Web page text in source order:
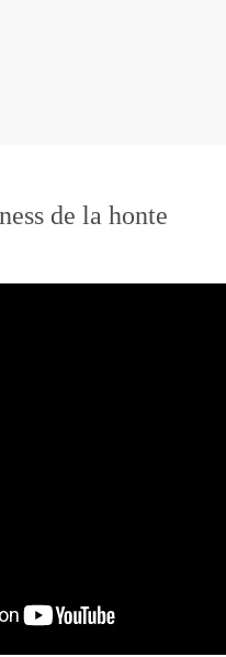
de la honte